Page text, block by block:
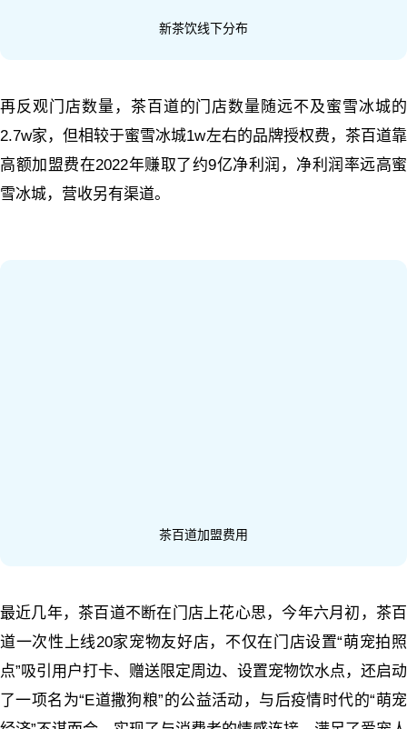
新茶饮线下分布
再反观门店数量，茶百道的门店数量随远不及蜜雪冰城的
2.7w家，但相较于蜜雪冰城1w左右的品牌授权费，茶百道靠
高额加盟费在2022年赚取了约9亿净利润，净利润率远高蜜
雪冰城，营收另有渠道。
茶百道加盟费用
最近几年，茶百道不断在门店上花心思，今年六月初，茶百
道一次性上线20家宠物友好店，不仅在门店设置“萌宠拍照
点”吸引用户打卡、赠送限定周边、设置宠物饮水点，还启动
了一项名为“E道撒狗粮”的公益活动，与后疫情时代的“萌宠